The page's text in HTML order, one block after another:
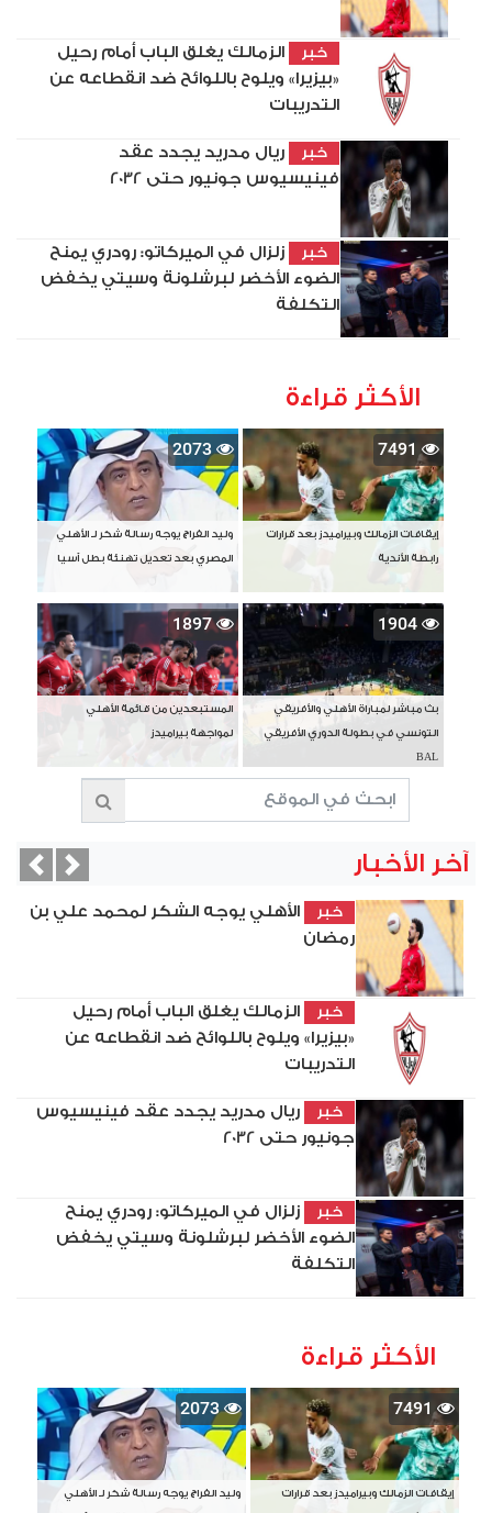
خبر
الزمالك يغلق الباب أمام رحيل
«بيزيرا» ويلوح باللوائح ضد انقطاعه عن
التدريبات
خبر
ريال مدريد يجدد عقد
فينيسيوس جونيور حتى 2032
خبر
زلزال في الميركاتو: رودري يمنح
الضوء الأخضر لبرشلونة وسيتي يخفض
التكلفة
الأكثر قراءة
7491
إيقافات الزمالك وبيراميدز بعد قرارات
رابطة الأندية
2073
وليد الفراج يوجه رسالة شكر لـ الأهلي
المصري بعد تعديل تهنئة بطل آسيا
1904
بث مباشر لمباراة الأهلي والأفريقي
التونسي في بطولة الدوري الأفريقي
BAL
1897
المستبعدين من قائمة الأهلي
لمواجهة بيراميدز
آخر الأخبار
خبر
الأهلي يوجه الشكر لمحمد علي بن
رمضان
خبر
الزمالك يغلق الباب أمام رحيل
«بيزيرا» ويلوح باللوائح ضد انقطاعه عن
التدريبات
خبر
ريال مدريد يجدد عقد فينيسيوس
جونيور حتى 2032
خبر
زلزال في الميركاتو: رودري يمنح
الضوء الأخضر لبرشلونة وسيتي يخفض
التكلفة
Next
الأكثر قراءة
7491
إيقافات الزمالك وبيراميدز بعد قرارات
2073
وليد الفراج يوجه رسالة شكر لـ الأهلي